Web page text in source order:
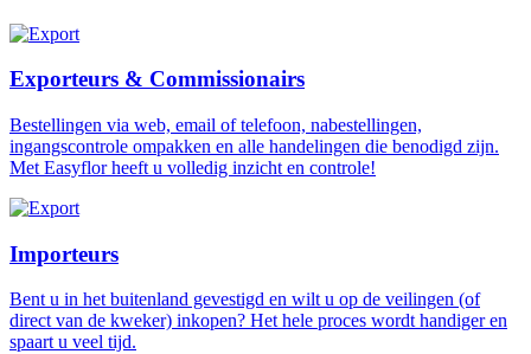
Exporteurs & Commissionairs
Bestellingen via web, email of telefoon, nabestellingen,
ingangscontrole ompakken en alle handelingen die benodigd zijn.
Met Easyflor heeft u volledig inzicht en controle!
Importeurs
Bent u in het buitenland gevestigd en wilt u op de veilingen (of
direct van de kweker) inkopen? Het hele proces wordt handiger en
spaart u veel tijd.